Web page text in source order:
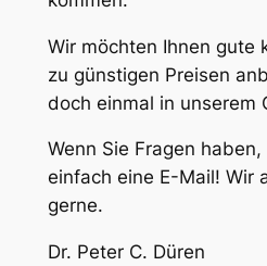
Wir möchten Ihnen gute
zu günstigen Preisen
doch einmal in unserem
Wenn Sie Fragen
einfach eine E-Mail! Wir
gerne.
Dr. Peter C. Düren